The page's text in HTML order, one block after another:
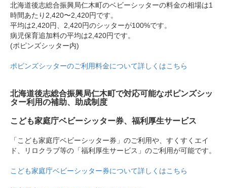
北海道後志総合振興局仁木町のベビーシッターの料金の相場は1
時間あたり2,420〜2,420円です。
平均は2,420円、2,420円のシッターが100%です。
病児保育追加料の平均は2,420円です。
(ポピンズシッター内)
ポピンズシッターのご利用料金について詳しくはこちら
北海道後志総合振興局仁木町で対応可能なポピンズシッ
ター利用の補助、助成制度
こども家庭庁ベビーシッター券、福利厚生サービス
「こども家庭庁ベビーシッター券」のご利用や、すくすくエイ
ド、リロクラブ等の「福利厚生サービス」のご利用が可能です。
こども家庭庁ベビーシッター券について詳しくはこちら